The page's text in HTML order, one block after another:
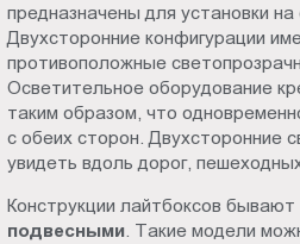
предназначены для установки
Двухсторонние конфигурации
противоположные
Осветительное оборудование
таким образом, что
с обеих сторон. Двухсторонние
увидеть вдоль дорог,
Конструкции лайтбоксов бывают
подвесными . Такие модели